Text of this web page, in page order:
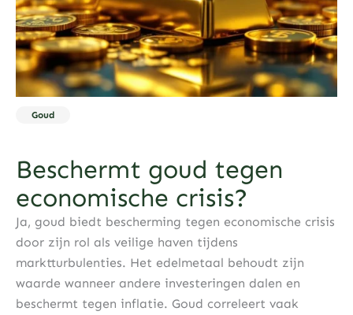
Goud
Beschermt goud tegen
economische crisis?
Ja, goud biedt bescherming tegen economische crisis
door zijn rol als veilige haven tijdens
marktturbulenties. Het edelmetaal behoudt zijn
waarde wanneer andere investeringen dalen en
beschermt tegen inflatie. Goud correleert vaak